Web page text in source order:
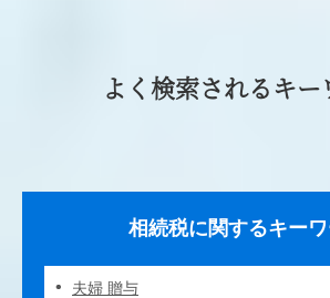
よく検索されるキー
相続税に関するキー
夫婦 贈与